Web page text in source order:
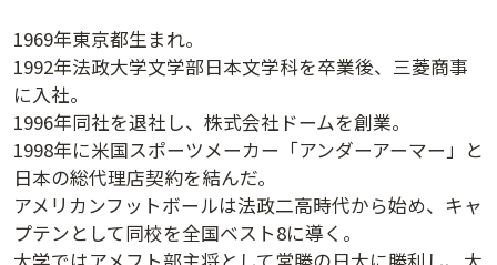
1969年東京都生まれ。
1992年法政大学文学部日本文学科を卒業後、三菱商事
に入社。
1996年同社を退社し、株式会社ドームを創業。
1998年に米国スポーツメーカー「アンダーアーマー」と
日本の総代理店契約を結んだ。
アメリカンフットボールは法政二高時代から始め、キャ
プテンとして同校を全国ベスト8に導く。
講演履歴
法人会員のご案内
講演日程ダウンロード